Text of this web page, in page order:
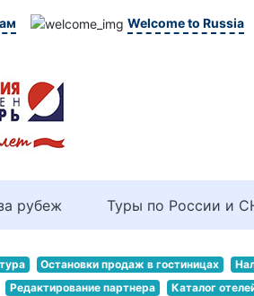
Welcome to Russia
рубеж Туры по России и
Остановки продаж в гостиницах
Редактирование партнера
Каталог